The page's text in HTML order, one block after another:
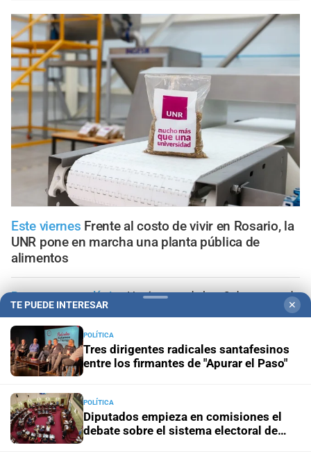
Este viernes Frente al costo de vivir en Rosario, la
UNR pone en marcha una planta pública de
alimentos
Panorama astrológicoHoróscopo de hoy 8 de agosto de
2026
Horóscopo del día Horóscopo de hoy para Piscis: 08 de
agosto de 2026
Horóscopo del día Horóscopo de hoy para Acuario: 08
de agosto de 2026
Horóscopo del día
TE PUEDE INTERESAR ✕
POLÍTICA
Tres dirigentes radicales santafesinos
entre los firmantes de "Apurar el Paso"
POLÍTICA
Diputados empieza en comisiones el
debate sobre el sistema electoral de